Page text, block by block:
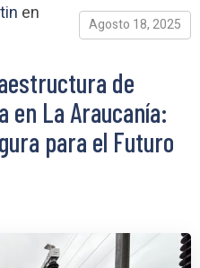
en
Agosto 18, 2025
de
en La Araucanía:
para el Futuro